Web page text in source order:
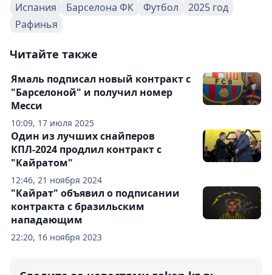
Испания Барселона ФК Футбол
2025 год
Рафинья
Читайте также
10:09, 17 июля 2025
Ямаль подписал новый контракт с
"Барселоной" и получил номер
Месси
12:46, 21 ноября 2024
Один из лучших снайперов
КПЛ-2024 продлил контракт с
"Кайратом"
22:20, 16 ноября 2023
"Кайрат" объявил о подписании
контракта с бразильским
нападающим